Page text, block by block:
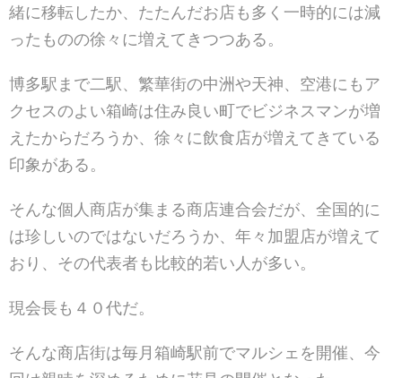
緒に移転したか、たたんだお店も多く一時的には減
ったものの徐々に増えてきつつある。
博多駅まで二駅、繁華街の中洲や天神、空港にもア
クセスのよい箱崎は住み良い町でビジネスマンが増
えたからだろうか、徐々に飲食店が増えてきている
印象がある。
そんな個人商店が集まる商店連合会だが、全国的に
は珍しいのではないだろうか、年々加盟店が増えて
おり、その代表者も比較的若い人が多い。
現会長も４０代だ。
そんな商店街は毎月箱崎駅前でマルシェを開催、今